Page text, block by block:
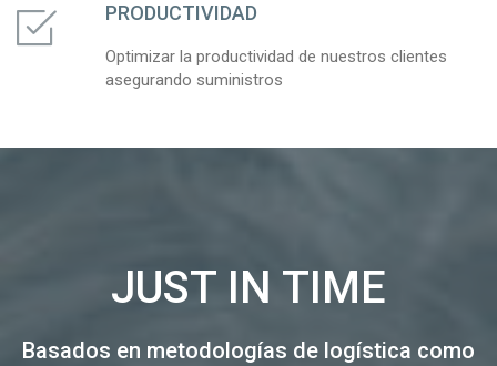
PRODUCTIVIDAD
Optimizar la productividad de nuestros clientes
asegurando suministros
JUST IN TIME
Basados en metodologías de logística como